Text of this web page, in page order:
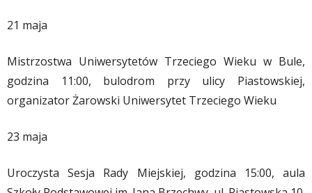
21 maja
Mistrzostwa Uniwersytetów Trzeciego Wieku w Bule,
godzina 11:00, bulodrom przy ulicy Piastowskiej,
organizator Żarowski Uniwersytet Trzeciego Wieku
23 maja
Uroczysta Sesja Rady Miejskiej, godzina 15:00, aula